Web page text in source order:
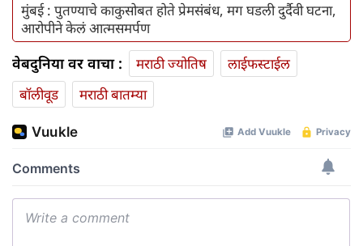
मुंबई : पुतण्याचे काकुसोबत होते प्रेमसंबंध, मग घडली दुर्दैवी घटना,
आरोपीने केलं आत्मसमर्पण
वेबदुनिया वर वाचा : मराठी ज्योतिष
लाईफस्टाईल
बॉलीवूड
मराठी बातम्या